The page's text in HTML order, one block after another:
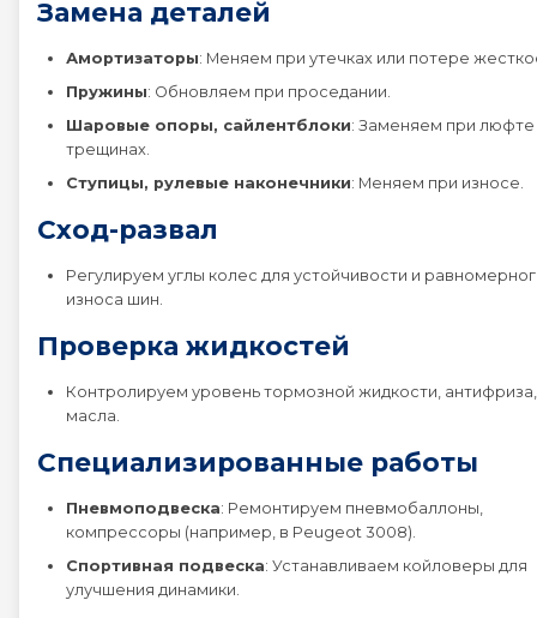
Замена деталей
Амортизаторы: Меняем при утечках или потере
Пружины: Обновляем при проседании.
Шаровые опоры, сайлентблоки: Заменяем при люфте
трещинах.
Ступицы, рулевые наконечники: Меняем при износе.
Сход-развал
Регулируем углы колес для устойчивости и
износа шин.
Проверка жидкостей
Контролируем уровень тормозной жидкости, антифриза,
масла.
Специализированные работы
Пневмоподвеска: Ремонтируем пневмобаллоны,
компрессоры (например, в Peugeot 3008).
Спортивная подвеска: Устанавливаем койловеры для
улучшения динамики.